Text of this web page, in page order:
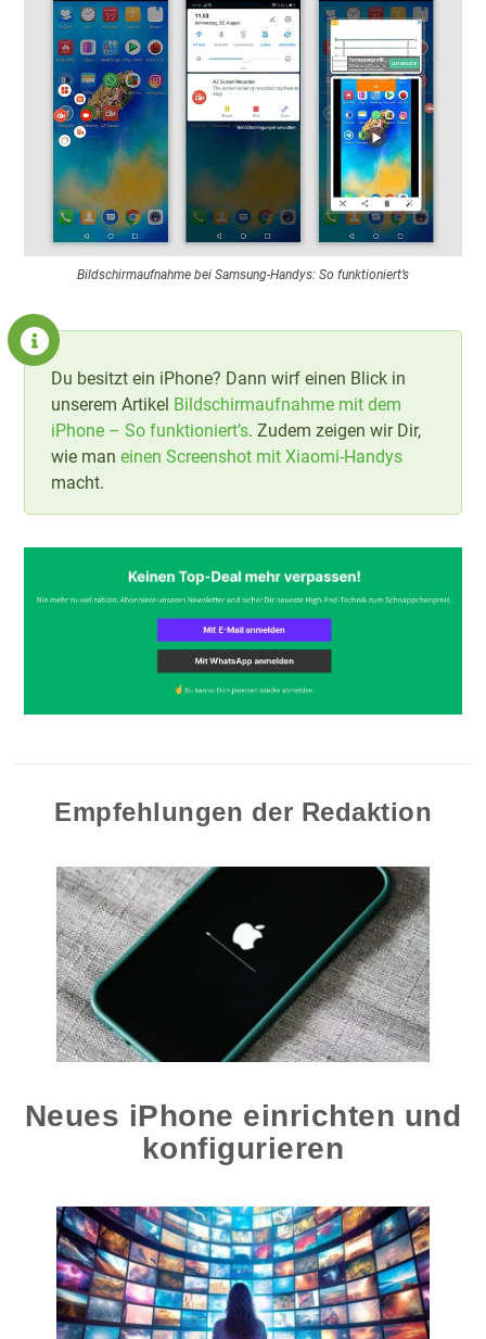
Bildschirmaufnahme bei Samsung-Handys: So funktioniert’s
Du besitzt ein iPhone? Dann wirf einen Blick in
unserem Artikel Bildschirmaufnahme mit dem
iPhone – So funktioniert’s. Zudem zeigen wir Dir,
wie man einen Screenshot mit Xiaomi-Handys
macht.
Empfehlungen der Redaktion
Neues iPhone einrichten und
konfigurieren